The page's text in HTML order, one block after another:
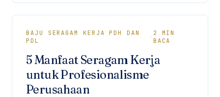
BAJU SERAGAM KERJA PDH DAN
PDL
· 2
MIN
BACA
5 Manfaat Seragam Kerja
untuk Profesionalisme
Perusahaan